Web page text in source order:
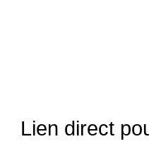
Lien direct